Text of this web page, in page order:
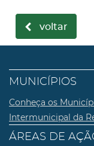
voltar
MUNICÍPIOS
Conheça os
Intermunicipal da
ÁREAS DE